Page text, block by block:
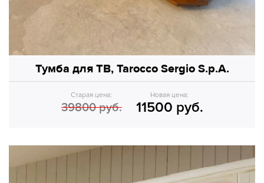
Тумба для ТВ, Tarocco Sergio S.p.A.
Старая цена:
39800 руб.
Новая цена:
11500 руб.